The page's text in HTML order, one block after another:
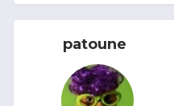
patoune